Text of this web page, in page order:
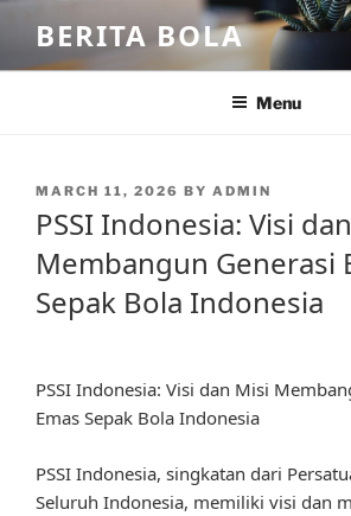
content
BERITA BOLA
Menu
POSTED
MARCH 11, 2026 BY ADMIN
PSSI Indonesia: Visi
Membangun Generasi
Sepak Bola Indonesia
PSSI Indonesia: Visi dan Misi
Emas Sepak Bola Indonesia
PSSI Indonesia, singkatan dari
Seluruh Indonesia, memiliki visi dan